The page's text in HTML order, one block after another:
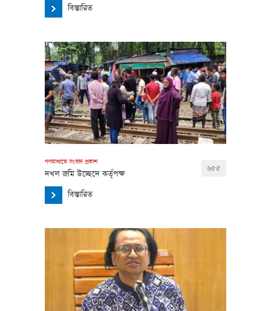
বিস্তারিত
গণমাধ্যমে সংবাদ প্রকাশ
দখল জমি উচ্ছেদে কর্তৃপক্ষ
৬৫৫
বিস্তারিত